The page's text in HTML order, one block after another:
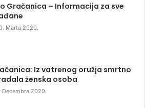
Gračanica – Informacija za sve
Marta 2020.
Iz vatrenog oružja smrtno
ženska osoba
Decembra 2020.